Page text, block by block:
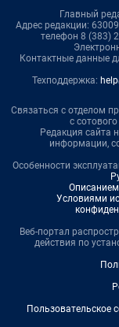
Главный
Адрес редакции:
телефон 8 (383)
Контактные данные
Техподдержка:
Связаться с отделом
с
Редакция сайта
информации,
Особенности
Условиями
Веб-портал
действия по
Пользовательское